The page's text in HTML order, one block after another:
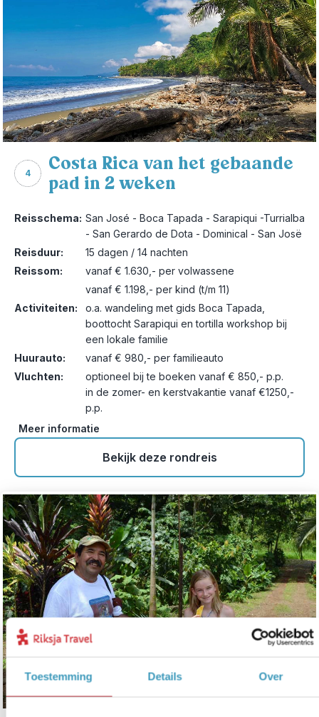
Toestemming Details Over
4
Costa Rica van het gebaande
pad in 2 weken
Reisschema: San José - Boca Tapada - Sarapiqui -Turrialba
- San Gerardo de Dota - Dominical - San Josë
Reisduur:
15 dagen / 14 nachten
Reissom:
vanaf € 1.630,- per volwassene
vanaf € 1.198,- per kind (t/m 11)
Activiteiten:
o.a. wandeling met gids Boca Tapada,
boottocht Sarapiqui en tortilla workshop bij
een lokale familie
Huurauto:
vanaf € 980,- per familieauto
Vluchten:
optioneel bij te boeken vanaf € 850,- p.p.
in de zomer- en kerstvakantie vanaf €1250,-
p.p.
Meer informatie
Bekijk deze rondreis